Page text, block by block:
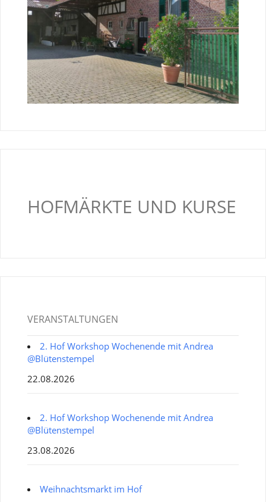
HOFMÄRKTE UND KURSE
VERANSTALTUNGEN
2. Hof Workshop Wochenende mit Andrea
@Blütenstempel
22.08.2026
2. Hof Workshop Wochenende mit Andrea
@Blütenstempel
23.08.2026
Weihnachtsmarkt im Hof